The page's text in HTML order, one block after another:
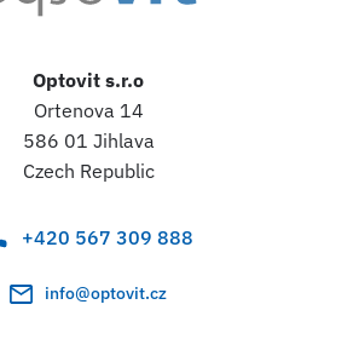
Optovit s.r.o
Ortenova 14
586 01 Jihlava
Czech Republic
+420 567 309 888
info@optovit.cz